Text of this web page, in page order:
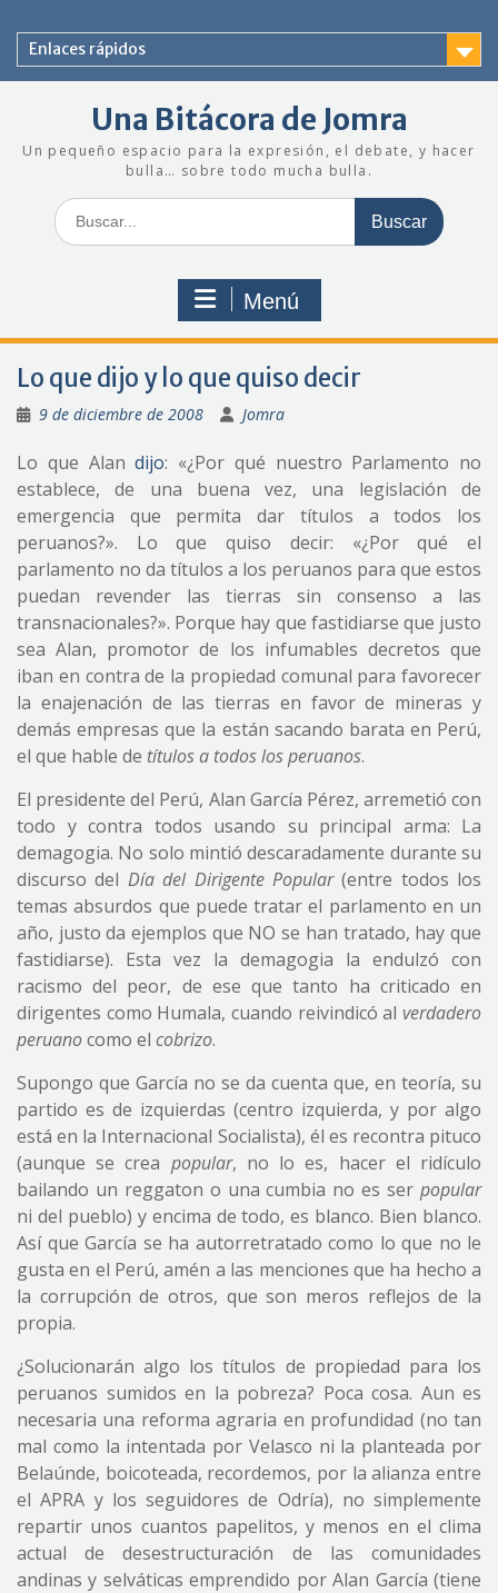
contenido
Enlaces rápidos
Una Bitácora de Jomra
Un pequeño espacio para la expresión, el debate, y hacer
bulla… sobre todo mucha bulla.
Buscar:
Menú
Lo que dijo y lo que quiso decir
9 de diciembre de 2008 Jomra
Lo que Alandijo: «¿Por qué nuestro Parlamento no
establece, de una buena vez, una legislación de
emergencia que permita dar títulos a todos los
peruanos?». Lo que quiso decir: «¿Por qué el
parlamento no da títulos a los peruanos para que estos
puedan revender las tierras sin consenso a las
transnacionales?». Porque hay que fastidiarse que justo
sea Alan, promotor de los infumables decretos que
iban en contra de la propiedad comunal para favorecer
la enajenación de las tierras en favor de mineras y
demás empresas que la están sacando barata en Perú,
el que hable de títulos a todos los peruanos.
El presidente del Perú, Alan García Pérez, arremetió con
todo y contra todos usando su principal arma: La
demagogia. No solo mintió descaradamente durante su
discurso del Día del Dirigente Popular(entre todos los
temas absurdos que puede tratar el parlamento en un
año, justo da ejemplos que NO se han tratado, hay que
fastidiarse). Esta vez la demagogia la endulzó con
racismo del peor, de ese que tanto ha criticado en
dirigentes como Humala, cuando reivindicó al verdadero
peruanocomo el cobrizo.
Supongo que García no se da cuenta que, en teoría, su
partido es de izquierdas (centro izquierda, y por algo
está en la Internacional Socialista), él es recontra pituco
(aunque se crea popular, no lo es, hacer el ridículo
bailando un reggaton o una cumbia no es ser popular
ni del pueblo) y encima de todo, es blanco. Bien blanco.
Así que García se ha autorretratado como lo que no le
gusta en el Perú, amén a las menciones que ha hecho a
la corrupción de otros, que son meros reflejos de la
propia.
¿Solucionarán algo los títulos de propiedad para los
peruanos sumidos en la pobreza? Poca cosa. Aun es
necesaria una reforma agraria en profundidad (no tan
mal como la intentada por Velasco ni la planteada por
Belaúnde, boicoteada, recordemos, por la alianza entre
el APRA y los seguidores de Odría), no simplemente
repartir unos cuantos papelitos, y menos en el clima
actual de desestructuración de las comunidades
andinas y selváticas emprendido por Alan García (tiene